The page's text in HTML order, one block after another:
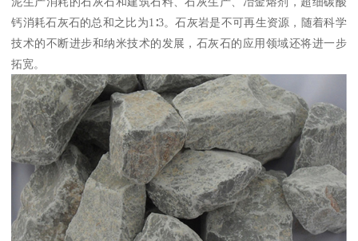
钙消耗石灰石的总和之比为1∶3。石灰岩是不可再生资源，随着科学
技术的不断进步和纳米技术的发展，石灰石的应用领域还将进一步
拓宽。